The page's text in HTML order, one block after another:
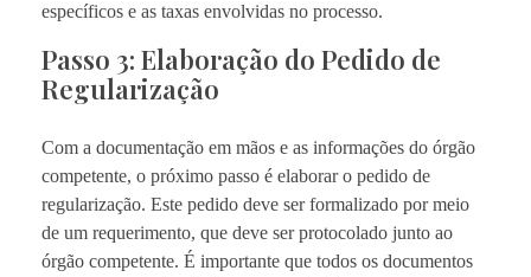
específicos e as taxas envolvidas no processo.
Passo 3: Elaboração do Pedido de
Regularização
Com a documentação em mãos e as informações do órgão
competente, o próximo passo é elaborar o pedido de
regularização. Este pedido deve ser formalizado por meio
de um requerimento, que deve ser protocolado junto ao
órgão competente. É importante que todos os documentos